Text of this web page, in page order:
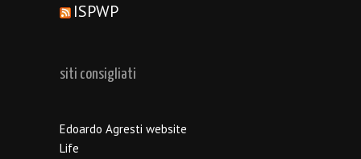
ISPWP
siti consigliati
Edoardo Agresti website
Life